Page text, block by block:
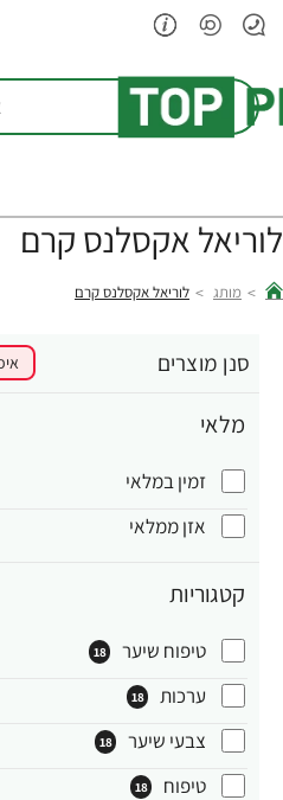
מחפש
לוריאל אקסלנס קרם
מותג לוריאל אקסלנס קרם
סנן מוצרים
מלאי
זמין במלאי
אזן ממלאי
קטגוריות
טיפוח שיער 18
ערכות 18
צבעי שיער 18
טיפוח 18